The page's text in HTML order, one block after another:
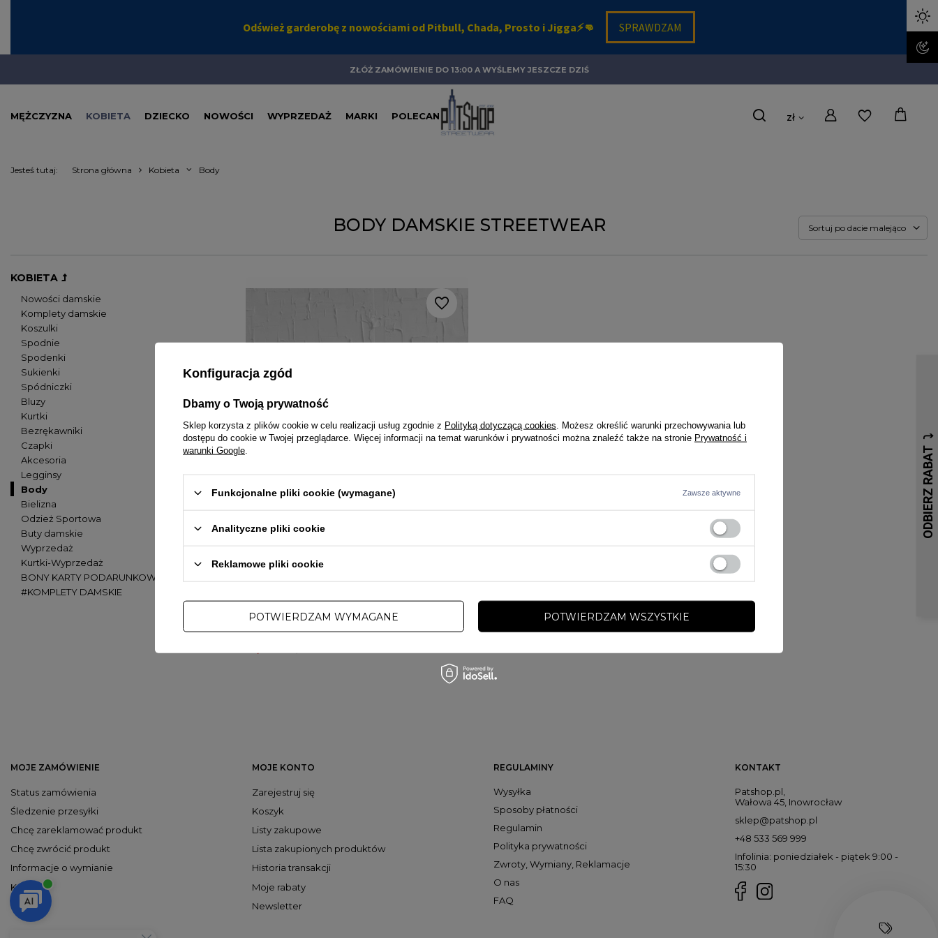
zł
ZŁÓŻ ZAMÓWIENIE DO 13:00 A WYŚLEMY JESZCZE DZIŚ
MĘŻCZYZNA KOBIETA DZIECKO NOWOŚCI WYPRZEDAŻ MARKI POLECANE
Jesteś tutaj: Strona główna Kobieta Body
KOBIETA
Nowości damskie
Komplety damskie
Koszulki
Spodnie
Spodenki
Sukienki
Spódniczki
Bluzy
Kurtki
Bezrękawniki
Czapki
Akcesoria
Legginsy
Body
Bielizna
Odzież Sportowa
Buty damskie
Wyprzedaż
Kurtki-Wyprzedaż
BONY KARTY PODARUNKOWE
#KOMPLETY DAMSKIE
BODY DAMSKIE STREETWEAR Sortuj po dacie malejąco
OLAVOGA
Body damskie Olavoga Noma jasno brązowe
MOJE ZAMÓWIENIE
Status zamówienia
Śledzenie przesyłki
Chcę zareklamować produkt
Chcę zwrócić produkt
Informacje o wymianie
Kontakt
MOJE KONTO
Zarejestruj się
Koszyk
Listy zakupowe
Lista zakupionych produktów
Historia transakcji
Moje rabaty
Newsletter
REGULAMINY
Wysyłka
Sposoby płatności
Regulamin
Polityka prywatności
Zwroty, Wymiany, Reklamacje
O nas
FAQ
KONTAKT
Patshop.pl,
Wałowa 45, Inowrocław
sklep@patshop.pl
+48 533 569 999
Infolinia: poniedziałek - piątek 9:00 -
15:30
Konfiguracja zgód
Dbamy o Twoją prywatność
Sklep korzysta z plików cookie w celu realizacji usług zgodnie z Polityką dotyczącą cookies . Możesz określić warunki przechowywania lub
dostępu do cookie w Twojej przeglądarce. Więcej informacji na temat warunków i prywatności można znaleźć także na stronie Prywatność i
warunki Google
Funkcjonalne pliki cookie (wymagane) Zawsze aktywne
Analityczne pliki cookie
Reklamowe pliki cookie
POTWIERDZAM WYMAGANE POTWIERDZAM WSZYSTKIE